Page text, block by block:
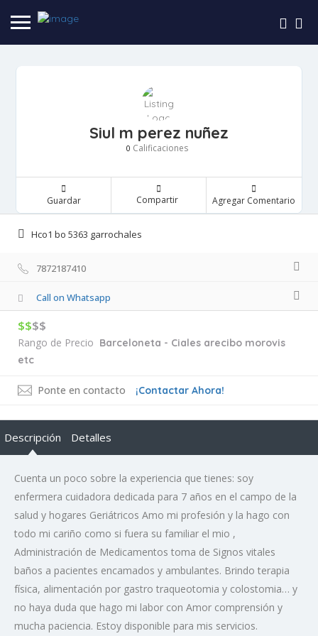
Siul m perez nuñez
0 Calificaciones
Guardar Compartir Agregar Comentario
Hco1 bo 5363 garrochales
7872187410
Call on Whatsapp
$$$$
Rango de Precio Barceloneta - Ciales arecibo morovis
etc
Ponte en contacto ¡Contactar Ahora!
Descripción Detalles
Cuenta un poco sobre la experiencia que tienes: soy
enfermera cuidadora dedicada para 7 años en el campo de la
salud y hogares Geriátricos Amo mi profesión y la hago con
todo mi cariño como si fuera su familiar el mio ,
Administración de Medicamentos toma de Signos vitales
baños a pacientes encamados y ambulantes. Brindo terapia
física, alimentación por gastro traqueotomia y colostomia… y
no haya duda que hago mi labor con Amor comprensión y
mucha paciencia. Estoy disponible para mis servicios.